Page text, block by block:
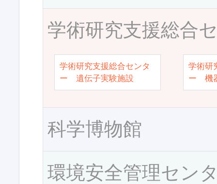
学術研究支援総合
学術研究支援総合センタ
ー 遺伝子実験施設
学術研
ー 機
科学博物館
環境安全管理セン